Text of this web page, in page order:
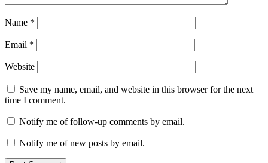
Name *
Email *
Website
Save my name, email, and website in this browser for the next
time I comment.
Notify me of follow-up comments by email.
Notify me of new posts by email.